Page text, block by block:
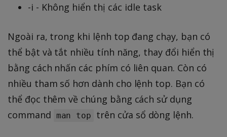
-i - Không hiển thị các idle task
Ngoài ra, trong khi lệnh top đang chạy, bạn có
thể bật và tắt nhiều tính năng, thay đổi hiển thị
bằng cách nhấn các phím có liên quan. Còn có
nhiều tham số hơn dành cho lệnh top. Bạn có
thể đọc thêm về chúng bằng cách sử dụng
command
man top trên cửa sổ dòng lệnh.